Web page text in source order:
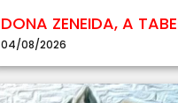
DONA ZENEIDA, A
04/08/2026